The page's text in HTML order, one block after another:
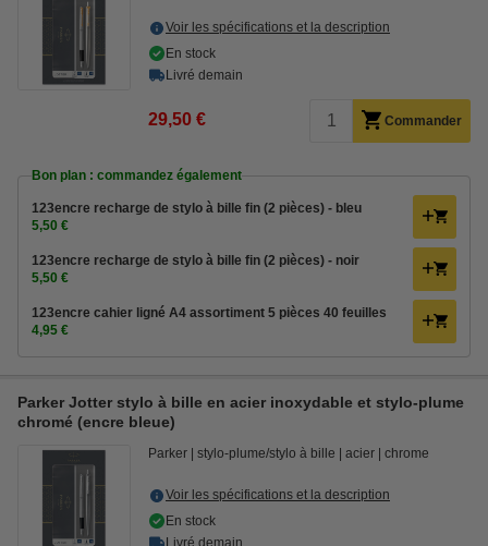
Voir les spécifications et la description
En stock
Livré demain
29,50 € Commander
Bon plan : commandez également
123encre recharge de stylo à bille fin (2 pièces) - bleu
5,50 €
123encre recharge de stylo à bille fin (2 pièces) - noir
5,50 €
123encre cahier ligné A4 assortiment 5 pièces 40 feuilles
4,95 €
Parker Jotter stylo à bille en acier inoxydable et stylo-plume
chromé (encre bleue)
Parker stylo-plume/stylo à bille acier chrome
Voir les spécifications et la description
En stock
Livré demain